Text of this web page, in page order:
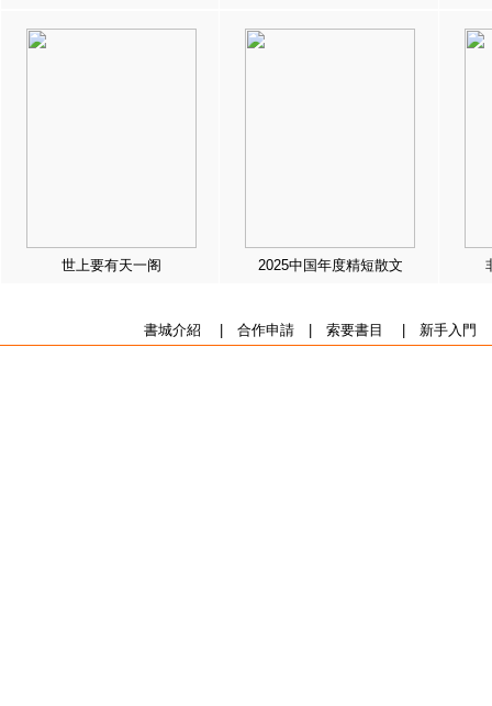
世上要有天一阁 2025中国年度精短散文
書城介紹 合作申請| 索要書目 新手入門